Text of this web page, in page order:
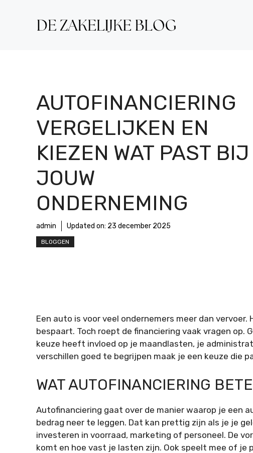
AUTOFINANCIERING
VERGELIJKEN EN
KIEZEN WAT PAST BIJ
JOUW
ONDERNEMING
admin Updated on: 23 december 2025
BLOGGEN
Een auto is voor veel ondernemers meer dan
bespaart. Toch roept de financiering vaak vragen op.
keuze heeft invloed op je maandlasten, je
verschillen goed te begrijpen maak je een keuze die
WAT AUTOFINANCIERING
Autofinanciering gaat over de manier waarop je een
bedrag neer te leggen. Dat kan prettig zijn als je je
investeren in voorraad, marketing of personeel. De
komt en hoe vast je lasten zijn. Ook speelt mee of